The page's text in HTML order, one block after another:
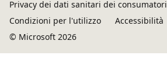
Privacy dei dati sanitari dei consumatori
Condizioni per l'utilizzo
Accessibilità
© Microsoft 2026